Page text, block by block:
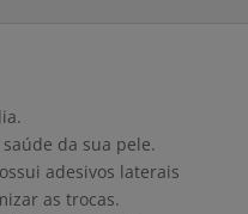
da sua pele.
adesivos laterais
as trocas.